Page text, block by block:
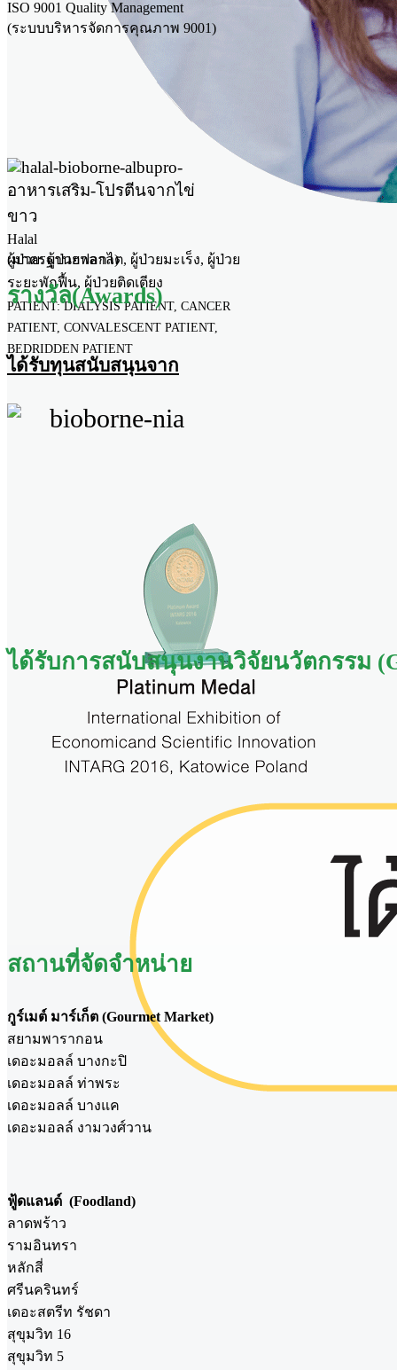
ผู้ป่วย: ผู้ป่วยฟอกไต, ผู้ป่วยมะเร็ง, ผู้ป่วย
ระยะพักฟื้น, ผู้ป่วยติดเตียง
PATIENT: DIALYSIS PATIENT, CANCER
PATIENT, CONVALESCENT PATIENT,
BEDRIDDEN PATIENT
ISO 9001 Quality Management
(ระบบบริหารจัดการคุณภาพ 9001)
Halal
(มาตรฐานฮาลาล)
ได้รับทุนสนับสนุนจาก
รางวัล(Awards)
ได้รับการสนับสนุนงานวิจัยนวัตกรรม
สถานที่จัดจำหน่าย
กูร์เมต์ มาร์เก็ต (Gourmet Market)
สยามพารากอน
เดอะมอลล์ บางกะปิ
เดอะมอลล์ ท่าพระ
เดอะมอลล์ บางแค
เดอะมอลล์ งามวงศ์วาน
ฟู้ดแลนด์ (Foodland)
ลาดพร้าว
รามอินทรา
หลักสี่
ศรีนครินทร์
เดอะสตรีท รัชดา
สุขุมวิท 16
สุขุมวิท 5